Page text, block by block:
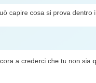
capire cosa si prova dentro
a crederci che tu non sia